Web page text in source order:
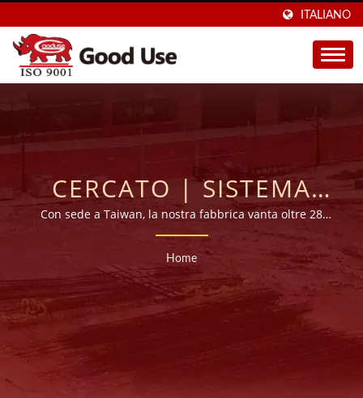
ITALIANO
CERCATO | SISTEMA
COMPLETO PER
TECNOLOGIA DI
INIEZIONE E
ANCORAGGI ADESIVI -
Con sede a Taiwan, la nostra fabbrica vanta oltre 28
anni di esperienza nella produzione di ancoraggi
chimici di alta qualità (malta iniettabile), esportando in
più di 45 paesi in tutto il mondo.
Home